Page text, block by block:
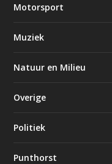
Motorsport
Muziek
Natuur en Milieu
Overige
Politiek
Punthorst